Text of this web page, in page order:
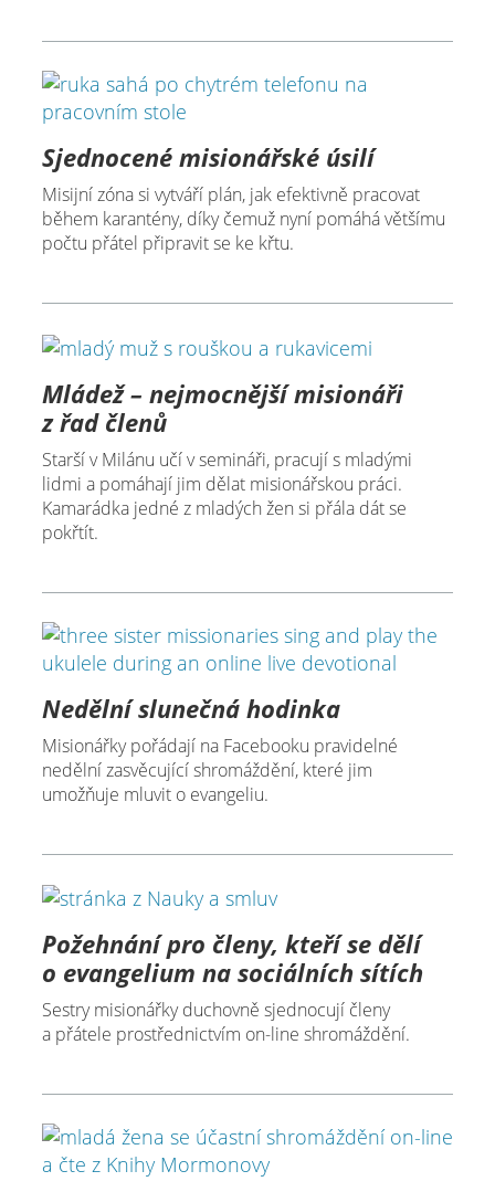
Sjednocené misionářské úsilí
Misijní zóna si vytváří plán, jak efektivně pracovat
během karantény, díky čemuž nyní pomáhá většímu
počtu přátel připravit se ke křtu.
Mládež – nejmocnější misionáři
z řad členů
Starší v Milánu učí v semináři, pracují s mladými
lidmi a pomáhají jim dělat misionářskou práci.
Kamarádka jedné z mladých žen si přála dát se
pokřtít.
Nedělní slunečná hodinka
Misionářky pořádají na Facebooku pravidelné
nedělní zasvěcující shromáždění, které jim
umožňuje mluvit o evangeliu.
Požehnání pro členy, kteří se dělí
o evangelium na sociálních sítích
Sestry misionářky duchovně sjednocují členy
a přátele prostřednictvím on-line shromáždění.